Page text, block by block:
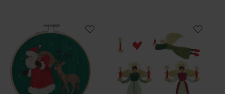
Stickpackung Santa und Reh Stick & Stitch Stickpackung